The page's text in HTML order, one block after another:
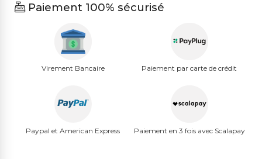
Paiement 100% sécurisé
Virement Bancaire Paiement par carte de crédit
Paypal et American Express Paiement en 3 fois avec Scalapay